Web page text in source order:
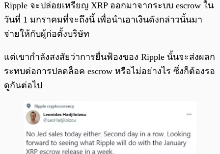
Ripple จะปล่อยเหรียญ XRP ออกมาจากระบบ escrow ใน
วันที่ 1 มกราคมที่จะถึงนี้ เพื่อนำเอาเงินดังกล่าวนั้นมา
จ่ายให้กับผู้ก่อตั้งบริษัท
แต่เขากำลังสงสัยว่าการยื่นฟ้องของ Ripple นั้นจะส่งผลก
ระทบต่อการปลดล็อค escrow หรือไม่อย่างไร ซึ่งก็ต้องรอ
ดูกันต่อไป